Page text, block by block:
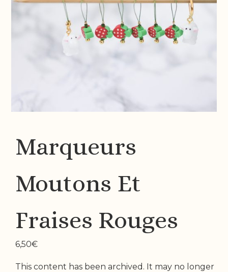
Marqueurs
Moutons Et
Fraises Rouges
6,50€
This content has been archived. It may no longer